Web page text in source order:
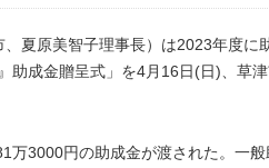
夏原美智子理事長）は2023年度に
助成金贈呈式」を4月16日(日)、草
万3000円の助成金が渡された。一